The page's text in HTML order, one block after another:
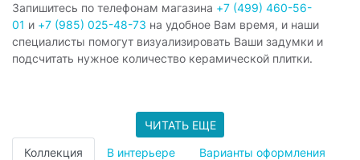
Запишитесь по телефонам магазина +7 (499) 460-56-
01 и +7 (985) 025-48-73 на удобное Вам время, и наши
специалисты помогут визуализировать Ваши задумки и
подсчитать нужное количество керамической плитки.
ЧИТАТЬ ЕЩЕ
Коллекция В интерьере Варианты оформления